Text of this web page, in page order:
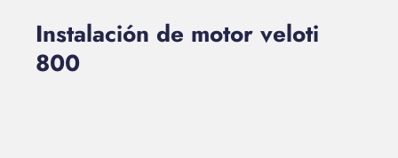
Instalación de motor veloti
800